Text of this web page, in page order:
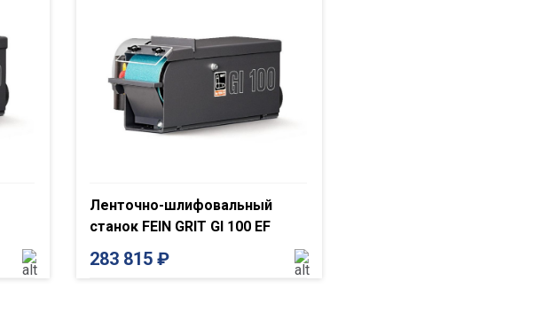
Ленточно-шлифовальный
станок FEIN GRIT GI 100 EF
283 815 ₽